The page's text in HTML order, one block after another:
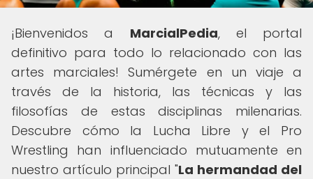
¡Bienvenidos a MarcialPedia, el portal
definitivo para todo lo relacionado con las
artes marciales! Sumérgete en un viaje a
través de la historia, las técnicas y las
filosofías de estas disciplinas milenarias.
Descubre cómo la Lucha Libre y el Pro
Wrestling han influenciado mutuamente en
nuestro artículo principal "La hermandad del